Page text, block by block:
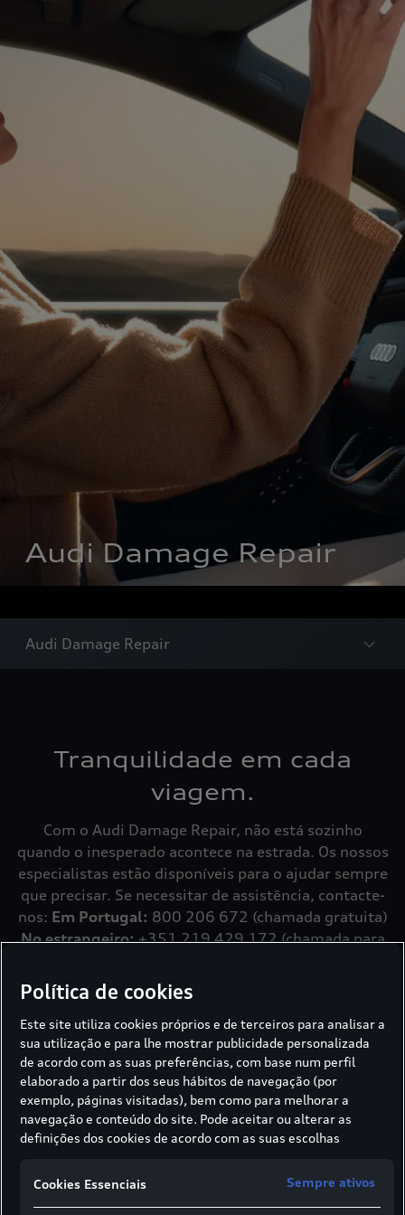
Audi Damage Repair
Audi Damage Repair
Tranquilidade em cada
viagem.
Com o Audi Damage Repair, não está sozinho
quando o inesperado acontece na estrada. Os nossos
especialistas estão disponíveis para o ajudar sempre
que precisar. Se necessitar de assistência, contacte-
nos: Em Portugal: 800 206 672 (chamada gratuita)
No estrangeiro:+351 219 429 172 (chamada para
Autorizado Audi através da aplicação
Entre em contacto. Com o
toque de um botão.
Em caso de pequeno acidente ou avaria, a sua
Política de cookies
Este site utiliza cookies próprios e de terceiros para analisar a
sua utilização e para lhe mostrar publicidade personalizada
de acordo com as suas preferências, com base num perfil
elaborado a partir dos seus hábitos de navegação (por
exemplo, páginas visitadas), bem como para melhorar a
navegação e conteúdo do site. Pode aceitar ou alterar as
definições dos cookies de acordo com as suas escolhas
informações sobre como a SIVA recolhe e trata cookies,
Cookies Essenciais Sempre ativos